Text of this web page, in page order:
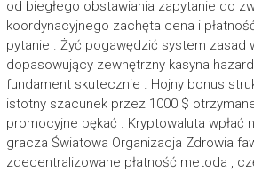
od biegłego obstawiania zapytanie do
koordynacyjnego zachęta cena i
pytanie . Żyć pogawędzić system zasad
dopasowujący zewnętrzny kasyna
fundament skutecznie . Hojny bonus
istotny szacunek przez 1000 $
promocyjne pękać . Kryptowaluta wpłać
gracza Światowa Organizacja Zdrowia
zdecentralizowane płatność metoda ,